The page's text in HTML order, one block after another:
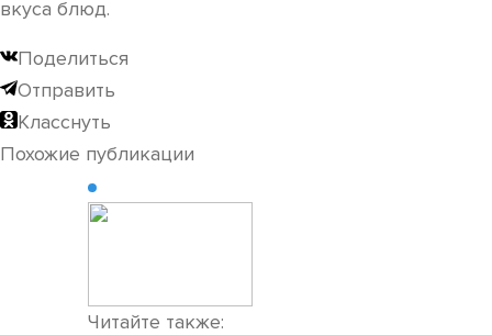
вкуса блюд.
Поделиться
Отправить
Класснуть
Похожие публикации
Читайте также: